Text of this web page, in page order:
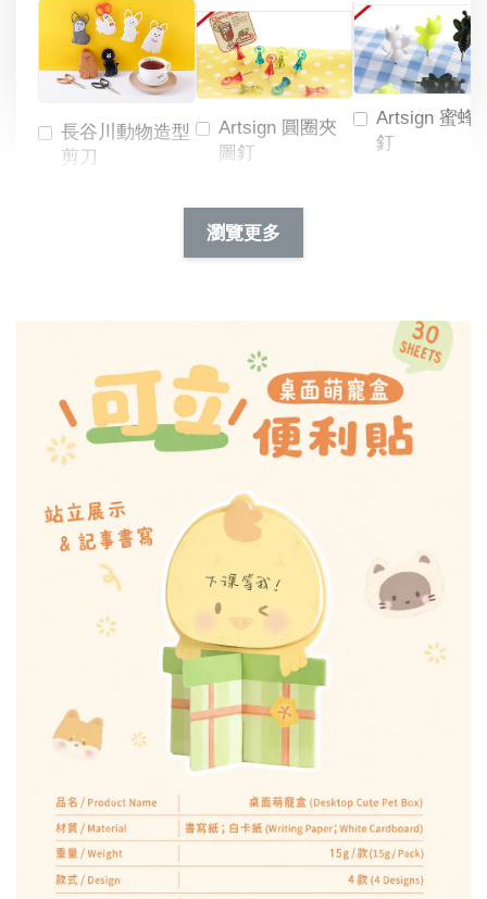
長谷川動物造型
剪刀
Artsign 圓圈夾
圖釘
NT$ 19.00
NT$ 66.00
Artsign 蜜蜂
釘
加入購物車
瀏覽更多